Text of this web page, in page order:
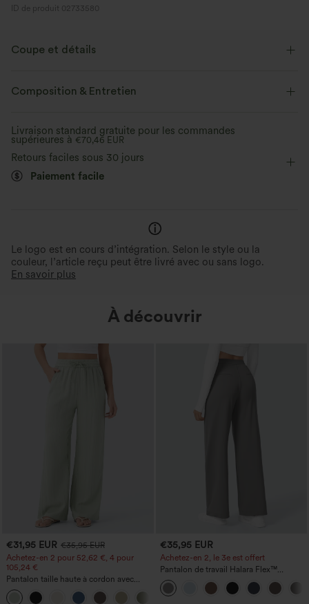
ID de produit 02733580
Coupe et détails
Taille plate Poches latérales
Taille haute Jambe large
Composition & Entretien
Livraison standard gratuite pour les commandes
supérieures à €70,46 EUR
Retours faciles sous 30 jours
Paiement facile
Le logo est en cours d’intégration. Selon le style ou la
couleur, l’article reçu peut être livré avec ou sans logo.
En savoir plus
À découvrir
€31,95 EUR €35,95 EUR
Achetez-en 2 pour 52,62 €, 4 pour
105,24 €
Pantalon taille haute à cordon avec
poches, jambe large et coupe ample,
style décontracté, effet lin
€35,95 EUR
Achetez-en 2, le 3e est offert
Pantalon de travail Halara Flex™
DayStretch à taille haute, avec poches et
coupe droite